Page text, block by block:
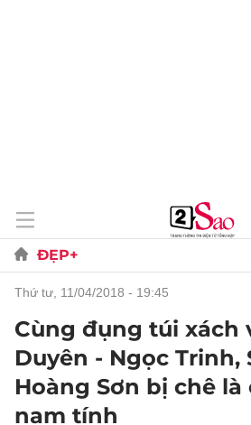
ĐẸP+
thứ tư, 11/04/2018 - 19:45
Cùng đụng túi xách
Duyên - Ngọc Trinh,
Hoàng Sơn bị chê
nam tính